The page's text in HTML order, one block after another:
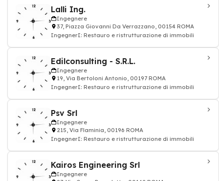
Lalli Ing.
Ingegnere
37, Piazza Giovanni Da Verrazzano, 00154 ROMA
IngegnerI: Restauro e ristrutturazione di immobili
Edilconsulting - S.R.L.
Ingegnere
19, Via Bertoloni Antonio, 00197 ROMA
IngegnerI: Restauro e ristrutturazione di immobili
Psv Srl
Ingegnere
215, Via Flaminia, 00196 ROMA
IngegnerI: Restauro e ristrutturazione di immobili
Kairos Engineering Srl
Ingegnere